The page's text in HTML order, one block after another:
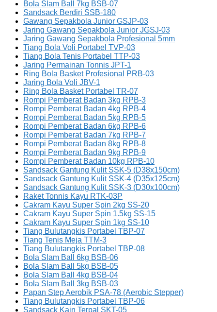
Bola Slam Ball 7kg BSB-07
Sandsack Berdiri SSB-180
Gawang Sepakbola Junior GSJP-03
Jaring Gawang Sepakbola Junior JGSJ-03
Jaring Gawang Sepakbola Profesional 5mm
Tiang Bola Voli Portabel TVP-03
Tiang Bola Tenis Portabel TTP-03
Jaring Permainan Tonnis JPT-1
Ring Bola Basket Profesional PRB-03
Jaring Bola Voli JBV-1
Ring Bola Basket Portabel TR-07
Rompi Pemberat Badan 3kg RPB-3
Rompi Pemberat Badan 4kg RPB-4
Rompi Pemberat Badan 5kg RPB-5
Rompi Pemberat Badan 6kg RPB-6
Rompi Pemberat Badan 7kg RPB-7
Rompi Pemberat Badan 8kg RPB-8
Rompi Pemberat Badan 9kg RPB-9
Rompi Pemberat Badan 10kg RPB-10
Sandsack Gantung Kulit SSK-5 (D38x150cm)
Sandsack Gantung Kulit SSK-4 (D35x125cm)
Sandsack Gantung Kulit SSK-3 (D30x100cm)
Raket Tonnis Kayu RTK-03P
Cakram Kayu Super Spin 2kg SS-20
Cakram Kayu Super Spin 1.5kg SS-15
Cakram Kayu Super Spin 1kg SS-10
Tiang Bulutangkis Portabel TBP-07
Tiang Tenis Meja TTM-3
Tiang Bulutangkis Portabel TBP-08
Bola Slam Ball 6kg BSB-06
Bola Slam Ball 5kg BSB-05
Bola Slam Ball 4kg BSB-04
Bola Slam Ball 3kg BSB-03
Papan Step Aerobik PSA-78 (Aerobic Stepper)
Tiang Bulutangkis Portabel TBP-06
Sandsack Kain Terpal SKT-05